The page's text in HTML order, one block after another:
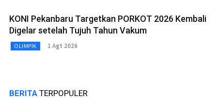
KONI Pekanbaru Targetkan PORKOT 2026 Kembali
Digelar setelah Tujuh Tahun Vakum
OLIMPIK 1 Agt 2026
BERITA TERPOPULER